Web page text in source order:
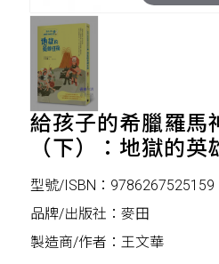
給孩子的希臘羅馬
（下）：地獄的英
型號/ISBN：9786267525159
品牌/出版社：麥田
製造商/作者：王文華